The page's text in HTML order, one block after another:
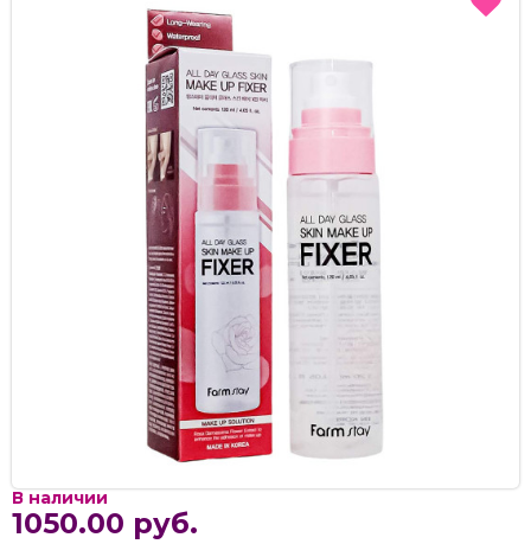
В наличии
1050.00 руб.